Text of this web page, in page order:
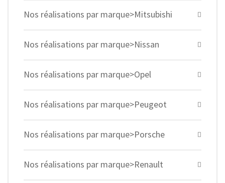
Nos réalisations par marque>Mitsubishi
Nos réalisations par marque>Nissan
Nos réalisations par marque>Opel
Nos réalisations par marque>Peugeot
Nos réalisations par marque>Porsche
Nos réalisations par marque>Renault